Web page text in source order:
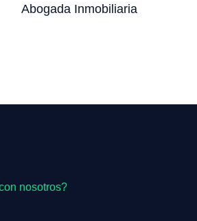
Abogada Inmobiliaria
nosotros?